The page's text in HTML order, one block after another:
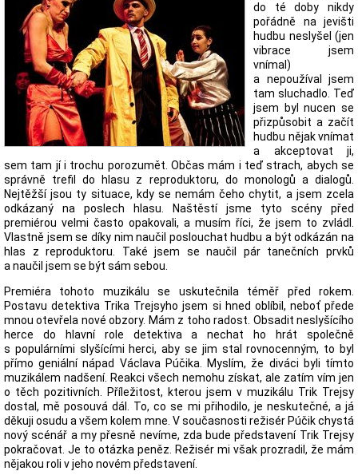
do té doby nikdy
pořádně na jevišti
hudbu neslyšel (jen
vibrace jsem
vnímal)
a nepoužíval jsem
tam sluchadlo. Teď
jsem byl nucen se
přizpůsobit a začít
hudbu nějak vnímat
a akceptovat ji,
sem tam jí i trochu porozumět. Občas mám i teď strach, abych se
správně trefil do hlasu z reproduktoru, do monologů a dialogů.
Nejtěžší jsou ty situace, kdy se nemám čeho chytit, a jsem zcela
odkázaný na poslech hlasu. Naštěstí jsme tyto scény před
premiérou velmi často opakovali, a musím říci, že jsem to zvládl.
Vlastně jsem se díky nim naučil poslouchat hudbu a být odkázán na
hlas z reproduktoru. Také jsem se naučil pár tanečních prvků
a naučil jsem se být sám sebou.
Premiéra tohoto muzikálu se uskutečnila téměř před rokem.
Postavu detektiva Trika Trejsyho jsem si hned oblíbil, neboť přede
mnou otevřela nové obzory. Mám z toho radost. Obsadit neslyšícího
herce do hlavní role detektiva a nechat ho hrát společně
s populárními slyšícími herci, aby se jim stal rovnocenným, to byl
přímo geniální nápad Václava Púčika. Myslím, že diváci byli tímto
muzikálem nadšení. Reakci všech nemohu získat, ale zatím vím jen
o těch pozitivních. Příležitost, kterou jsem v muzikálu Trik Trejsy
dostal, mě posouvá dál. To, co se mi přihodilo, je neskutečné, a já
děkuji osudu a všem kolem mne. V současnosti režisér Púčik chystá
nový scénář a my přesně nevíme, zda bude představení Trik Trejsy
pokračovat. Je to otázka peněz. Režisér mi však prozradil, že mám
nějakou roli v jeho novém představení.